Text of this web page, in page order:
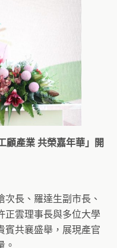
顧產業 共榮嘉年華」開
長、羅達生副市長、
正雲理事長與多位大學
賓共襄盛舉，展現產官
。